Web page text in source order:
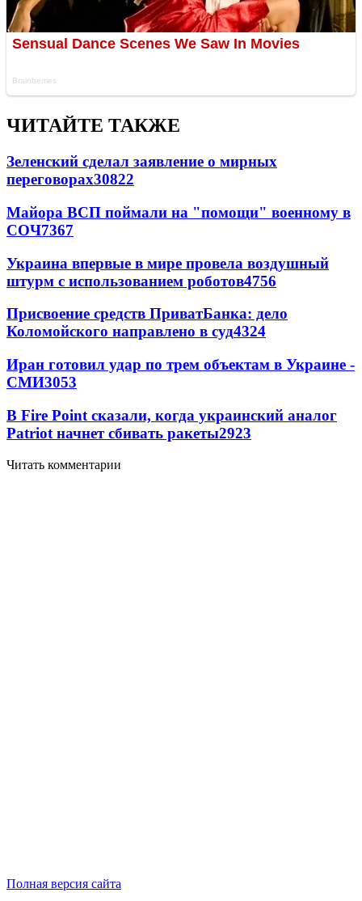
ЧИТАЙТЕ ТАКЖЕ
Зеленский сделал заявление о мирных
переговорах30822
Майора ВСП поймали на "помощи" военному в
СОЧ7367
Украина впервые в мире провела воздушный
штурм с использованием роботов4756
Присвоение средств ПриватБанка: дело
Коломойского направлено в суд4324
Иран готовил удар по трем объектам в Украине -
СМИ3053
В Fire Point сказали, когда украинский аналог
Patriot начнет сбивать ракеты2923
Читать комментарии
Полная версия сайта